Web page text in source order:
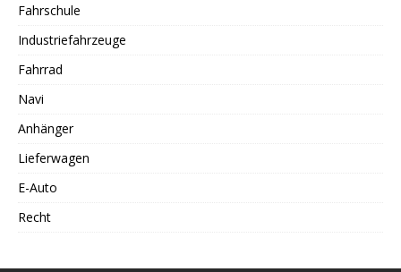
Fahrschule
Industriefahrzeuge
Fahrrad
Navi
Anhänger
Lieferwagen
E-Auto
Recht